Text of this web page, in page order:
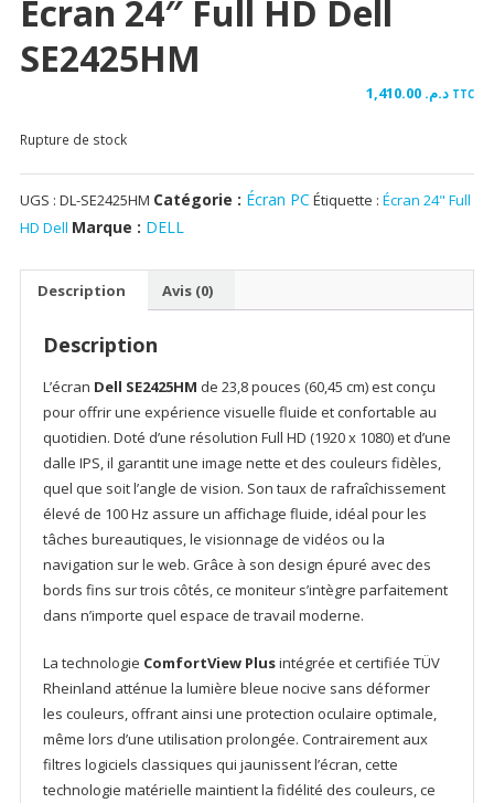
Écran 24″ Full HD Dell
SE2425HM
د.م. TTC
Rupture de stock
UGS : DL-SE2425HM Catégorie : Écran PC Étiquette : Écran 24" Full
HD Dell Marque : DELL
Description Avis (0)
Description
L’écran Dell SE2425HM de 23,8 pouces (60,45 cm) est conçu
pour offrir une expérience visuelle fluide et confortable au
quotidien. Doté d’une résolution Full HD (1920 x 1080) et d’une
dalle IPS, il garantit une image nette et des couleurs fidèles,
quel que soit l’angle de vision. Son taux de rafraîchissement
élevé de 100 Hz assure un affichage fluide, idéal pour les
tâches bureautiques, le visionnage de vidéos ou la
navigation sur le web. Grâce à son design épuré avec des
bords fins sur trois côtés, ce moniteur s’intègre parfaitement
dans n’importe quel espace de travail moderne.
La technologie ComfortView Plusintégrée et certifiée TÜV
Rheinland atténue la lumière bleue nocive sans déformer
les couleurs, offrant ainsi une protection oculaire optimale,
même lors d’une utilisation prolongée. Contrairement aux
filtres logiciels classiques qui jaunissent l’écran, cette
technologie matérielle maintient la fidélité des couleurs, ce